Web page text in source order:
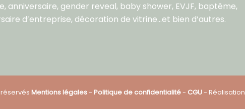
anniversaire, gender reveal, baby shower, EVJF, baptême,
d’entreprise, décoration de vitrine…et bien d’autres.
Mentions légales- Politique de confidentialité- CGU- Réalisation